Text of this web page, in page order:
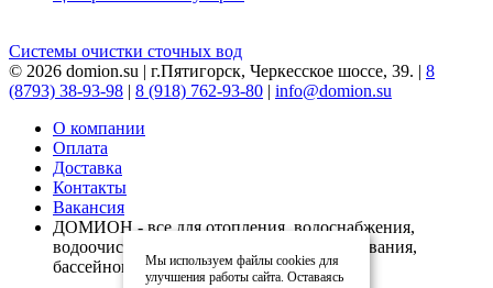
Системы очистки сточных вод
© 2026 domion.su | г.Пятигорск, Черкесское шоссе, 39. | 8
(8793) 38-93-98 | 8 (918) 762-93-80 | info@domion.su
О компании
Оплата
Доставка
Контакты
Вакансия
ДОМИОН - все для отопления, водоснабжения,
водоочистки, вентиляции, кондиционирования,
бассейнов
Мы используем файлы cookies для
улучшения работы сайта. Оставаясь